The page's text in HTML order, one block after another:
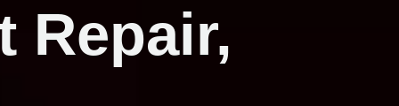
Repair,